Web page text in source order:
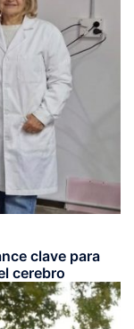
clave para
cerebro